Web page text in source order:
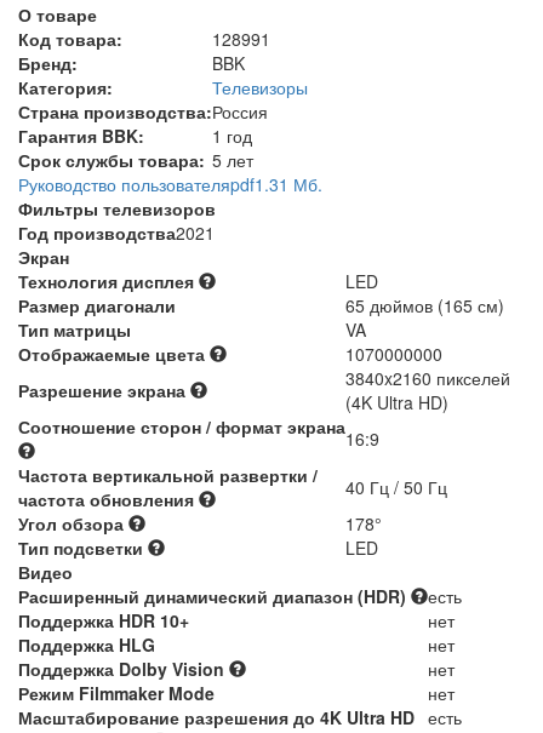
О товаре
Код товара:
128991
Бренд:
BBK
Категория:
Телевизоры
Страна производства:Россия
Гарантия BBK:
1 год
Срок службы товара: 5 лет
Руководство пользователяpdf1.31 Мб.
Фильтры телевизоров
Год производства2021
Экран
Технология дисплея
LED
Размер диагонали
65 дюймов (165 см)
Тип матрицы
VA
Отображаемые цвета
1070000000
Разрешение экрана
3840x2160 пикселей
(4K Ultra HD)
Соотношение сторон / формат экрана16:9
Частота вертикальной развертки /
частота обновления
40 Гц / 50 Гц
Угол обзора
178°
Тип подсветки
LED
Видео
Расширенный динамический диапазон (HDR)
есть
Поддержка HDR 10+
нет
Поддержка HLG
нет
Поддержка Dolby Vision
нет
Режим Filmmaker Mode
нет
Масштабирование разрешения до 4K Ultra HD есть